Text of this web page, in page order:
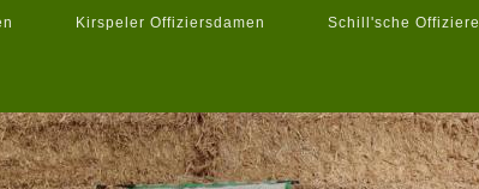
Kirspeler Offiziersdamen Schill'sche Offiziere